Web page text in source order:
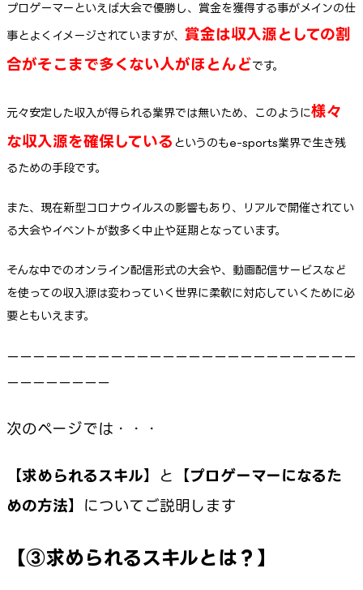
プロゲーマーといえば大会で優勝し、賞金を獲得する事がメインの仕
事とよくイメージされていますが、 賞金は収入源としての割
合がそこまで多くない人がほとんどです。
元々安定した収入が得られる業界では無いため、このように様々
な収入源を確保している というのもe-sports業界で生き残
るための手段です。
また、現在新型コロナウイルスの影響もあり、リアルで開催されてい
る大会やイベントが数多く中止や延期となっています。
そんな中でのオンライン配信形式の大会や、動画配信サービスなど
を使っての収入源は変わっていく世界に柔軟に対応していくために必
要ともいえます。
ーーーーーーーーーーーーーーーーーーーーーーーーーーー
ーーーーーーーー
次のページでは・・・
【求められるスキル】と【プロゲーマーになるた
めの方法】についてご説明します ➡
【③求められるスキルとは？】